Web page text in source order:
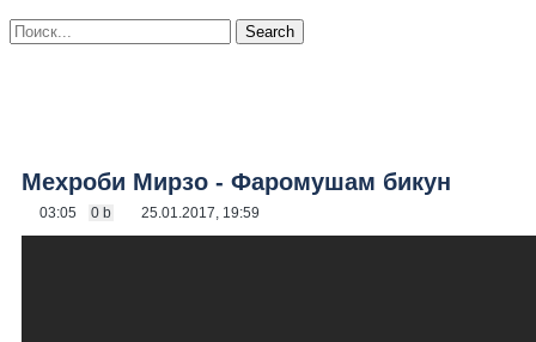
Мехроби Мирзо - Фаромушам бикун
03:05 0 b 25.01.2017, 19:59